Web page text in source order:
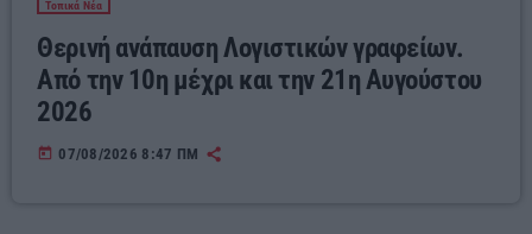
Τοπικά Νέα
Θερινή ανάπαυση Λογιστικών γραφείων.
Από την 10η μέχρι και την 21η Αυγούστου
2026
today 07/08/2026 8:47 ΠΜ